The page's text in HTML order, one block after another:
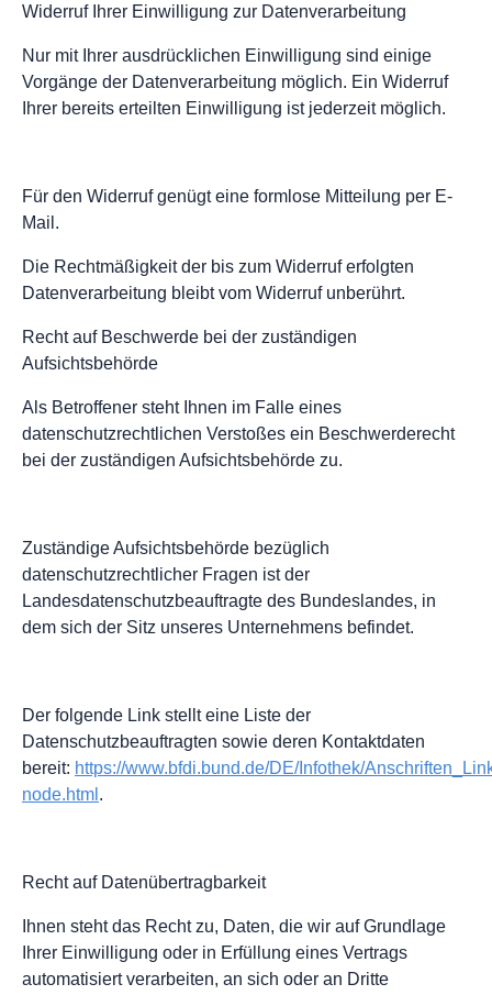
Widerruf Ihrer Einwilligung zur Datenverarbeitung
Nur mit Ihrer ausdrücklichen Einwilligung sind einige
Vorgänge der Datenverarbeitung möglich. Ein Widerruf
Ihrer bereits erteilten Einwilligung ist jederzeit möglich.
Für den Widerruf genügt eine formlose Mitteilung per E-
Mail.
Die Rechtmäßigkeit der bis zum Widerruf erfolgten
Datenverarbeitung bleibt vom Widerruf unberührt.
Recht auf Beschwerde bei der zuständigen
Aufsichtsbehörde
Als Betroffener steht Ihnen im Falle eines
datenschutzrechtlichen Verstoßes ein Beschwerderecht
bei der zuständigen Aufsichtsbehörde zu.
Zuständige Aufsichtsbehörde bezüglich
datenschutzrechtlicher Fragen ist der
Landesdatenschutzbeauftragte des Bundeslandes, in
dem sich der Sitz unseres Unternehmens befindet.
Der folgende Link stellt eine Liste der
Datenschutzbeauftragten sowie deren Kontaktdaten
bereit: https://www.bfdi.bund.de/DE/Infothek/
node.html .
Recht auf Datenübertragbarkeit
Ihnen steht das Recht zu, Daten, die wir auf Grundlage
Ihrer Einwilligung oder in Erfüllung eines Vertrags
automatisiert verarbeiten, an sich oder an Dritte